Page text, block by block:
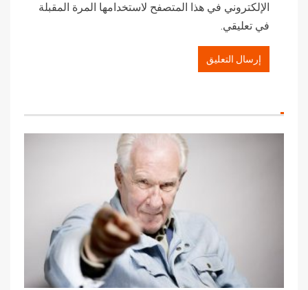
الإلكتروني في هذا المتصفح لاستخدامها المرة المقبلة
في تعليقي.